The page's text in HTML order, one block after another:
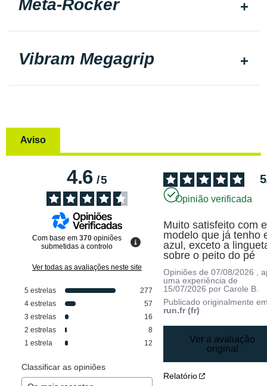
Meta-Rocker
Vibram Megagrip
Aviso
4.6/5
Com base em 370 opiniões
submetidas a controlo
Ver todas as avaliações neste site
5 estrelas
277
4 estrelas
57
3 estrelas
16
2 estrelas
8
1 estrela 12
Classificar as opiniões
5
Opinião verificada
Muito satisfeito com
modelo que já tenho
azul, exceto a
sobre o peito do pé
Opiniões de07/08/2026
,
uma experiência de
15/07/2026 porCarole B.
Publicado originalmente
run.fr (fr)
Ver a avaliação
original
Relatório